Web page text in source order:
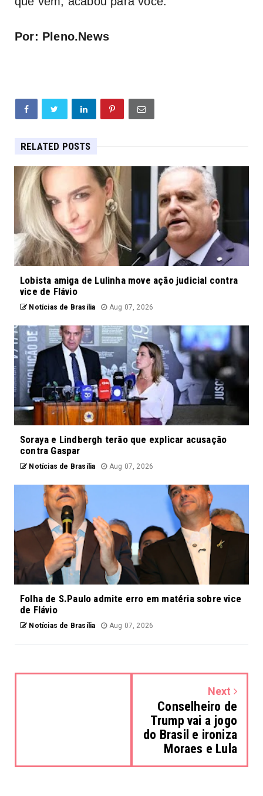
Por: Pleno.News
RELATED POSTS
Lobista amiga de Lulinha move ação judicial contra
vice de Flávio
Notícias de Brasília Aug 07, 2026
Soraya e Lindbergh terão que explicar acusação
contra Gaspar
Notícias de Brasília Aug 07, 2026
Folha de S.Paulo admite erro em matéria sobre vice
de Flávio
Notícias de Brasília Aug 07, 2026
Next
Conselheiro de
Trump vai a jogo
do Brasil e ironiza
Moraes e Lula